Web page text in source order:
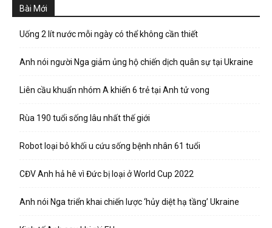
Bài Mới
Uống 2 lít nước mỗi ngày có thể không cần thiết
Anh nói người Nga giảm ủng hộ chiến dịch quân sự tại Ukraine
Liên cầu khuẩn nhóm A khiến 6 trẻ tại Anh tử vong
Rùa 190 tuổi sống lâu nhất thế giới
Robot loại bỏ khối u cứu sống bệnh nhân 61 tuổi
CĐV Anh hả hê vì Đức bị loại ở World Cup 2022
Anh nói Nga triển khai chiến lược ‘hủy diệt hạ tầng’ Ukraine